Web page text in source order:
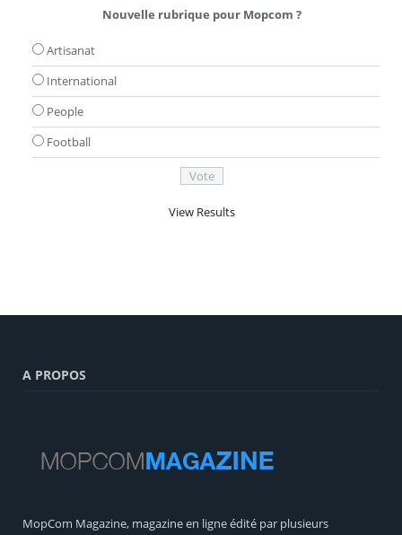
Nouvelle rubrique pour Mopcom ?
Artisanat
International
People
Football
View Results
A PROPOS
MopCom Magazine, magazine en ligne édité par plusieurs